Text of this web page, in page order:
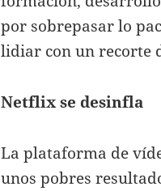
por sobrepasar lo
lidiar con un recorte
Netflix se desinfla
La plataforma de
unos pobres